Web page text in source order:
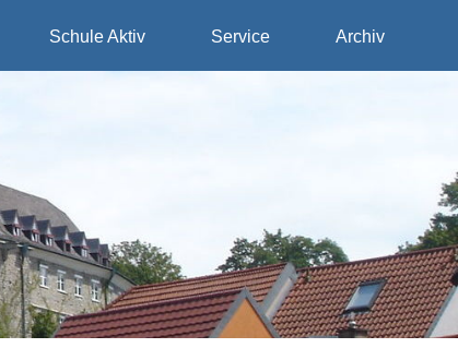
Schule Aktiv Service Archiv